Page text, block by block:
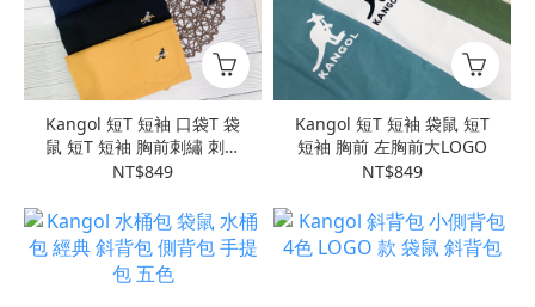
Kangol 短T 短袖 口袋T 袋
鼠 短T 短袖 胸前刺繡 刺繡
LOGO
NT$849
Kangol 短T 短袖 袋鼠 短T
短袖 胸前 左胸前大LOGO
NT$849